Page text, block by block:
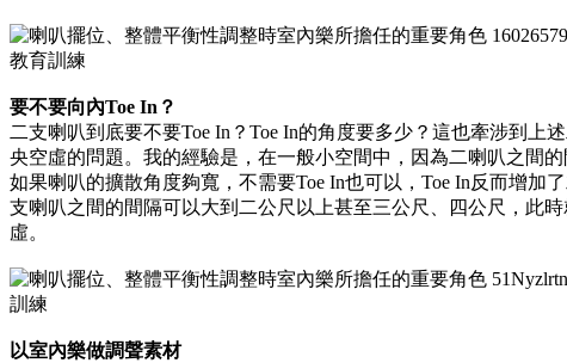
要不要向內Toe In？
二支喇叭到底要不要Toe In？Toe In的角度要多少？這也牽涉到上
央空虛的問題。我的經驗是，在一般小空間中，因為二喇叭之間
如果喇叭的擴散角度夠寬，不需要Toe In也可以，Toe In反而增加
支喇叭之間的間隔可以大到二公尺以上甚至三公尺、四公尺，此
虛。
以室內樂做調聲素材